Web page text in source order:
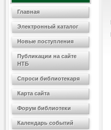
Главная
Электронный каталог
Новые поступления
Публикации на сайте
НТБ
Спроси библиотекаря
Карта сайта
Форум библиотеки
Календарь событий